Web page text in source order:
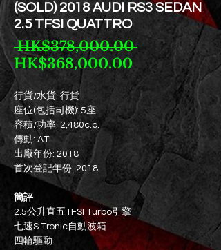
(SOLD) 2018 AUDI RS3 SEDAN
2.5 TFSI QUATTRO
HK$378,000.00 一
般
價
格
HK$368,000.00促
銷
價
格
行貨/水貨: 行貨
座位(包括司機): 5座
容積/功率: 2,480c.c.
傳動: AT
出廠年份: 2018
首次登記年份: 2018
簡評
2.5公升直五TFSI Turbo引擎
七速S Tronic自動波箱
四輪驅動